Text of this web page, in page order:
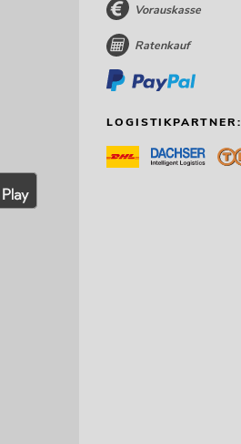
Vorauskasse
Ratenkauf
LOGISTIKPARTNER: